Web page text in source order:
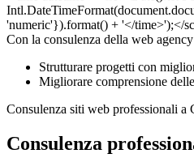
Con la consulenza della web
Strutturare progetti con
Migliorare comprensione
Consulenza siti web professionali a
Consulenza